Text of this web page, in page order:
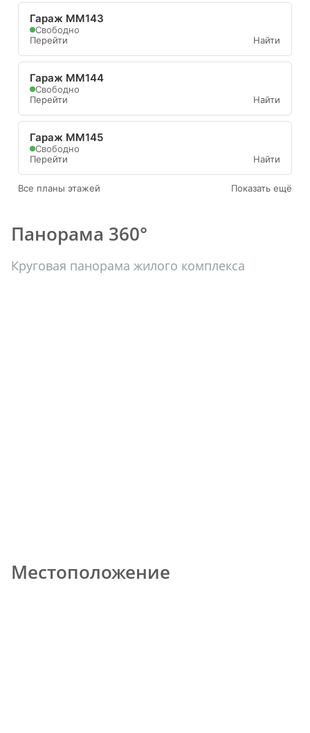
Гараж ММ143
Свободно
Перейти
Найти
Гараж ММ144
Свободно
Перейти
Найти
Гараж ММ145
Свободно
Перейти
Найти
Все планы этажей Показать ещё
Панорама 360°
Круговая панорама жилого комплекса
Местоположение